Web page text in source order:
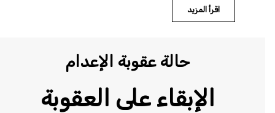
اقرأ المزيد
حالة عقوبة الإعدام
الإبقاء على العقوبة